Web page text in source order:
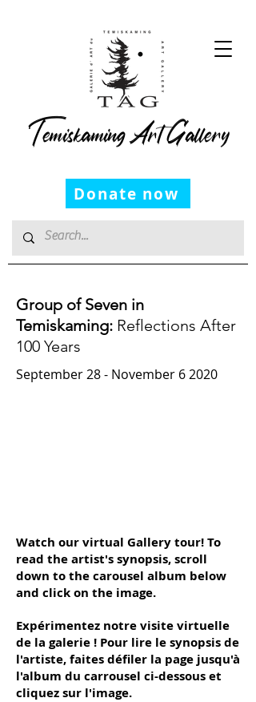
Donate now
Temiskaming Art Gallery
Group of Seven in
Temiskaming: Reflections After
100 Years
September 28 - November 6 2020
Watch our virtual Gallery tour! To
read the artist's synopsis, scroll
down to the carousel album below
and click on the image.
Expérimentez notre visite virtuelle
de la galerie ! Pour lire le synopsis de
l'artiste, faites défiler la page jusqu'à
l'album du carrousel ci-dessous et
cliquez sur l'image.